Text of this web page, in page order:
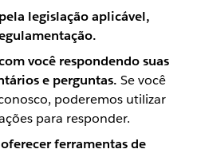
legislação aplicável,
você respondendo suas
e perguntas. Se você
poderemos utilizar
para responder.
ferramentas de